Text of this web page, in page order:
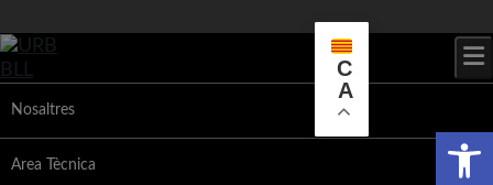
to
content
Nosaltres
Area Tècnica
C
A